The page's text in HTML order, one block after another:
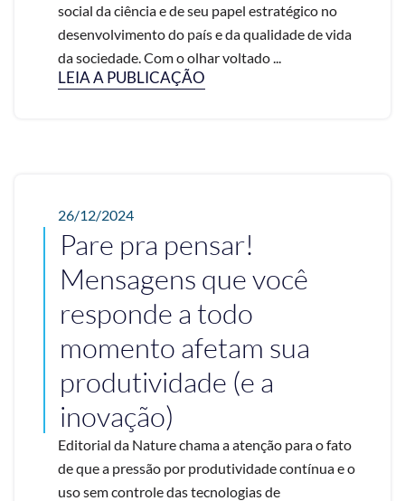
social da ciência e de seu papel estratégico no
desenvolvimento do país e da qualidade de vida
da sociedade. Com o olhar voltado ...
LEIA A PUBLICAÇÃO
26/12/2024
Pare pra pensar!
Mensagens que você
responde a todo
momento afetam sua
produtividade (e a
inovação)
Editorial da Nature chama a atenção para o fato
de que a pressão por produtividade contínua e o
uso sem controle das tecnologias de